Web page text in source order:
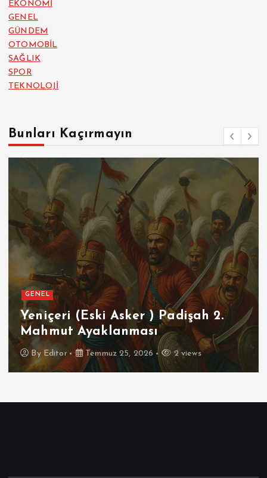
EKONOMİ
GENEL
GÜNDEM
OTOMOBİL
SAĞLIK
SPOR
TEKNOLOJİ
Bunları Kaçırmayın
GENEL
Yeniçeri (Eski Asker ) Padişah 2.
Mahmut Ayaklanması
By Editor Temmuz 25, 2026 2 views